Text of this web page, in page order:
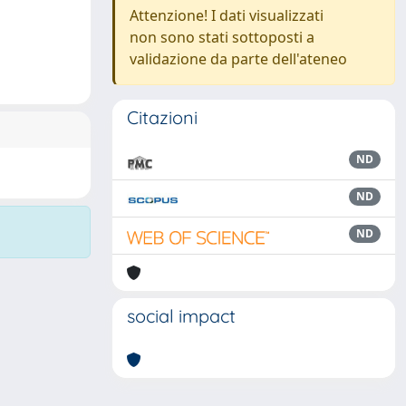
Attenzione! I dati visualizzati
non sono stati sottoposti a
validazione da parte dell'ateneo
Citazioni
ND
ND
ND
social impact